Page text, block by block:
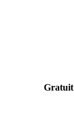
Gratuit